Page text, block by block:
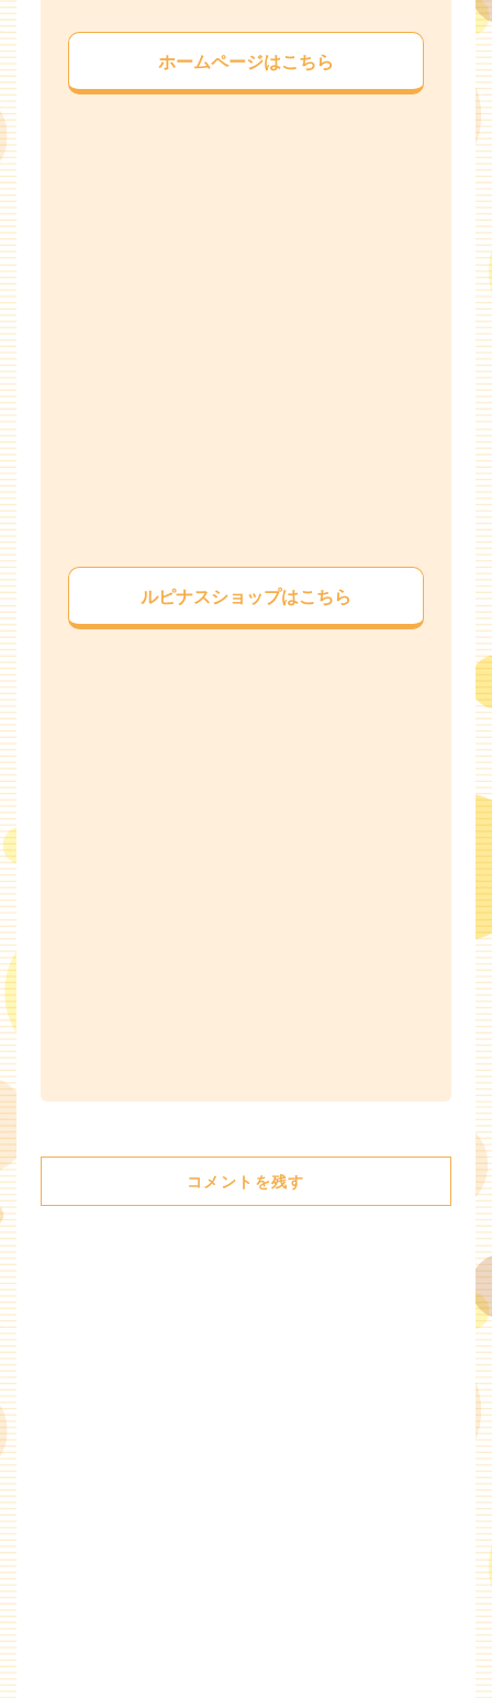
ホームページはこちら
ルピナスショップはこちら
コメントを残す